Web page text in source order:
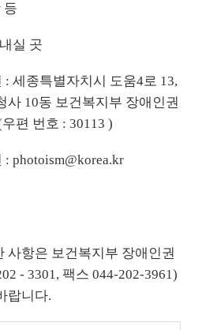
등
실 곳
: 세종특별자치시 도움4로 13,
사 10동 보건복지부 장애인권
편 번호 : 30113 )
: photoism@korea.kr
사항은 보건복지부 장애인권
- 3301, 팩스 044-202-3961)
랍니다.